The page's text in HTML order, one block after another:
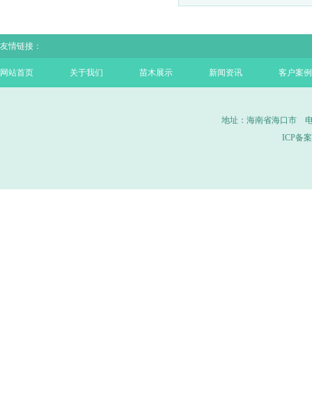
友情链接：
网站首页 关于我们 苗木展示 新闻资讯 客户案例
地址：海南省海口市
ICP备